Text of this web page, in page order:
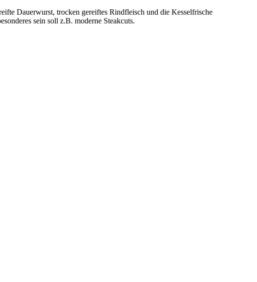
Dauerwurst, trocken gereiftes Rindfleisch und die Kesselfrische
sein soll z.B. moderne Steakcuts.